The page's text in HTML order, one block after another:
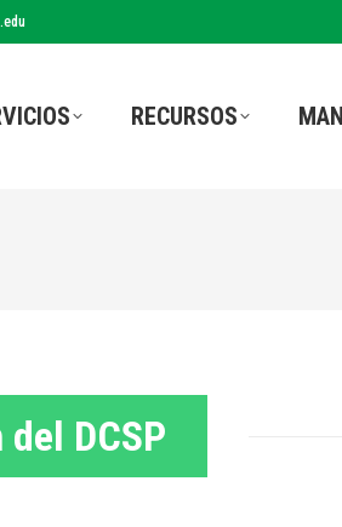
RECURSOS
DCSP